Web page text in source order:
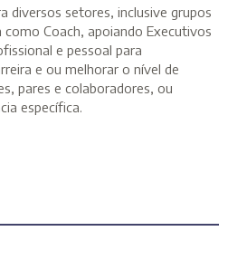
diversos setores, inclusive grupos
Coach, apoiando Executivos
e pessoal para
e ou melhorar o nível de
pares e colaboradores, ou
específica.